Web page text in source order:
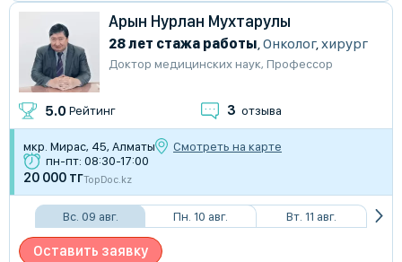
Арын Нурлан Мухтарулы
28 лет стажа работы,Онколог,хирург
Доктор медицинских наук, Профессор
5.0 Рейтинг 3 отзыва
мкр. Мирас, 45, Алматы
Смотреть на карте
пн-пт: 08:30-17:00
20 000 тгTopDoc.kz
Вс. 09 авг. Пн. 10 авг. Вт. 11 авг.
Оставить заявку